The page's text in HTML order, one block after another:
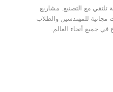
تلتقي مع التصنيع. مشاريع
مجانية للمهندسين والطلاب
في جميع أنحاء العالم.